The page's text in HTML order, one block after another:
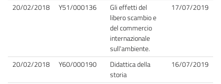
20/02/2018 Y51/000136
Gli effetti del
libero scambio e
del commercio
internazionale
sull'ambiente.
17/07/2019
20/02/2018 Y60/000190
Didattica della
storia
16/07/2019